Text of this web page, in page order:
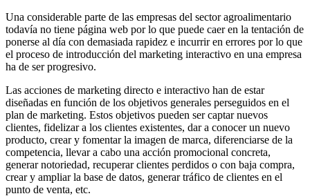
Una considerable parte de las empresas del sector agroalimentario
todavía no tiene página web por lo que puede caer en la tentación de
ponerse al día con demasiada rapidez e incurrir en errores por lo que
el proceso de introducción del marketing interactivo en una empresa
ha de ser progresivo.
Las acciones de marketing directo e interactivo han de estar
diseñadas en función de los objetivos generales perseguidos en el
plan de marketing. Estos objetivos pueden ser captar nuevos
clientes, fidelizar a los clientes existentes, dar a conocer un nuevo
producto, crear y fomentar la imagen de marca, diferenciarse de la
competencia, llevar a cabo una acción promocional concreta,
generar notoriedad, recuperar clientes perdidos o con baja compra,
crear y ampliar la base de datos, generar tráfico de clientes en el
punto de venta, etc.